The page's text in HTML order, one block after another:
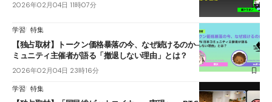
2026年02月04日 11時07分
学習 特集
【独占取材】トークン価格暴落の今、なぜ続けるのか──STEPN日本コ
ミュニティ主催者が語る「撤退しない理由」とは？
2026年02月04日 23時16分
学習 特集